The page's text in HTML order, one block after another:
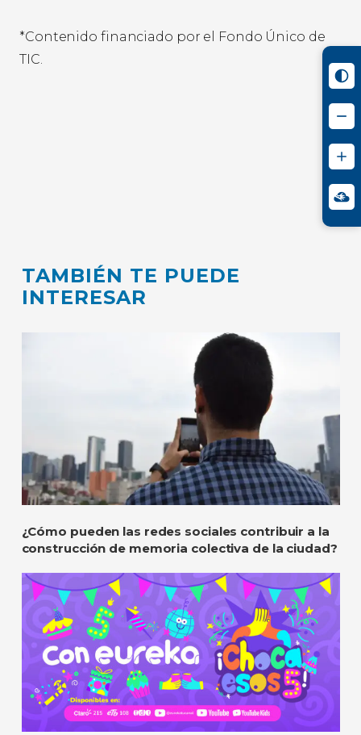
*Contenido financiado por el Fondo Único de
TIC.
TAMBIÉN TE PUEDE
INTERESAR
¿Cómo pueden las redes sociales contribuir a la
construcción de memoria colectiva de la ciudad?